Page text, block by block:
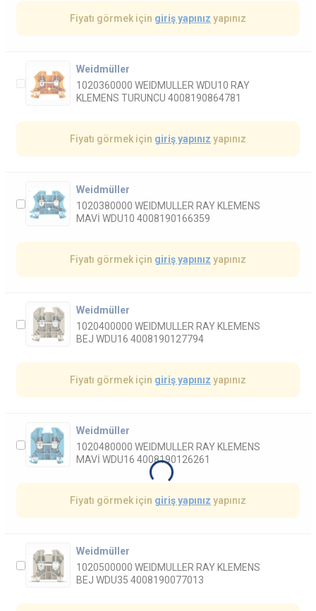
Fiyatı görmek için giriş yapınız yapınız
Weidmüller
1020360000 WEIDMULLER WDU10 RAY
KLEMENS TURUNCU 4008190864781
Fiyatı görmek için giriş yapınız yapınız
Weidmüller
1020380000 WEIDMULLER RAY KLEMENS
MAVİ WDU10 4008190166359
Fiyatı görmek için giriş yapınız yapınız
Weidmüller
1020400000 WEIDMULLER RAY KLEMENS
BEJ WDU16 4008190127794
Fiyatı görmek için giriş yapınız yapınız
Weidmüller
1020480000 WEIDMULLER RAY KLEMENS
MAVİ WDU16 4008190126261
Fiyatı görmek için giriş yapınız yapınız
Weidmüller
1020500000 WEIDMULLER RAY KLEMENS
BEJ WDU35 4008190077013